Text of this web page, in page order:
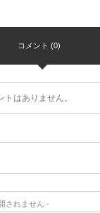
コメント (0)
はありません。
されません -